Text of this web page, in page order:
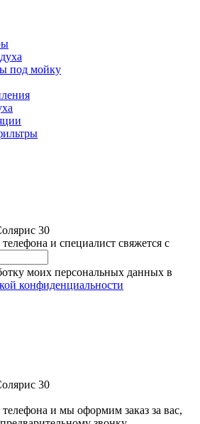
под мойку
30
и специалист свяжется с
моих персональных данных в
конфиденциальности
30
и мы оформим заказ за вас,